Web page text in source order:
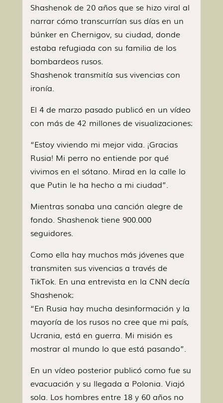
Shashenok de 20 años que se hizo viral al
narrar cómo transcurrían sus días en un
búnker en Chernigov, su ciudad, donde
estaba refugiada con su familia de los
bombardeos rusos.
Shashenok transmitía sus vivencias con
ironía.
El 4 de marzo pasado publicó en un vídeo
con más de 42 millones de visualizaciones:
“Estoy viviendo mi mejor vida. ¡Gracias
Rusia! Mi perro no entiende por qué
vivimos en el sótano. Mirad en la calle lo
que Putin le ha hecho a mi ciudad”.
Mientras sonaba una canción alegre de
fondo. Shashenok tiene 900.000
seguidores.
Como ella hay muchos más jóvenes que
transmiten sus vivencias a través de
TikTok. En una entrevista en la CNN decía
Shashenok:
“En Rusia hay mucha desinformación y la
mayoría de los rusos no cree que mi país,
Ucrania, está en guerra. Mi misión es
mostrar al mundo lo que está pasando”.
En un vídeo posterior publicó como fue su
evacuación y su llegada a Polonia. Viajó
sola. Los hombres entre 18 y 60 años no